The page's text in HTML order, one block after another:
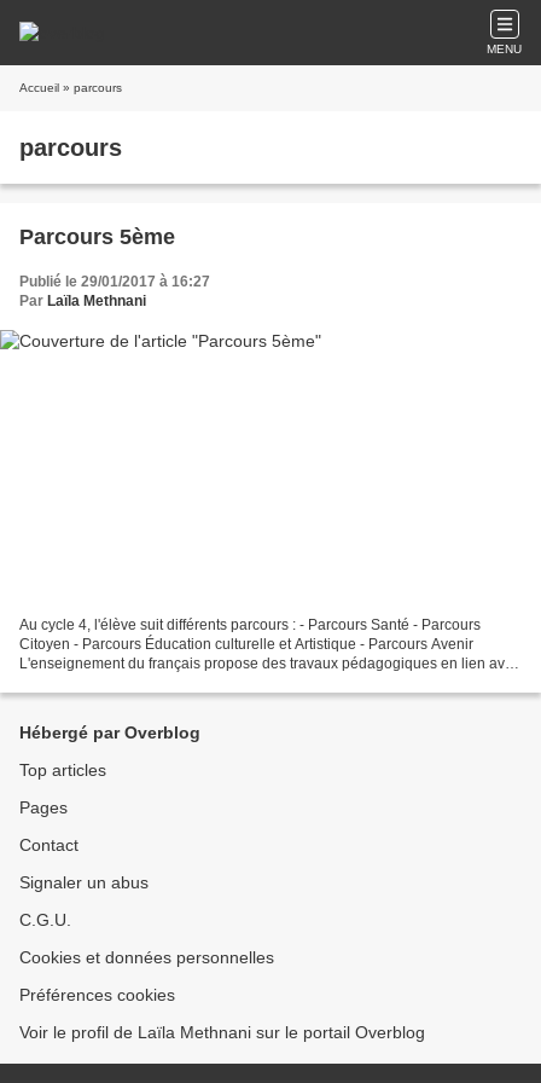
MENU
Accueil » parcours
parcours
Parcours 5ème
Publié le 29/01/2017 à 16:27
Par Laïla Methnani
Au cycle 4, l'élève suit différents parcours : - Parcours Santé - Parcours
Citoyen - Parcours Éducation culturelle et Artistique - Parcours Avenir
L'enseignement du français propose des travaux pédagogiques en lien avec
Hébergé par Overblog
Top articles
Pages
Contact
Signaler un abus
C.G.U.
Cookies et données personnelles
Préférences cookies
Voir le profil de Laïla Methnani sur le portail Overblog